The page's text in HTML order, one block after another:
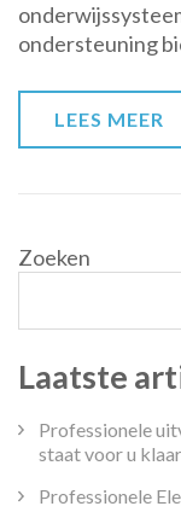
ondersteuning
LEES MEER
Zoeken
Laatste
Professionele
staat voor u klaar
Professionele